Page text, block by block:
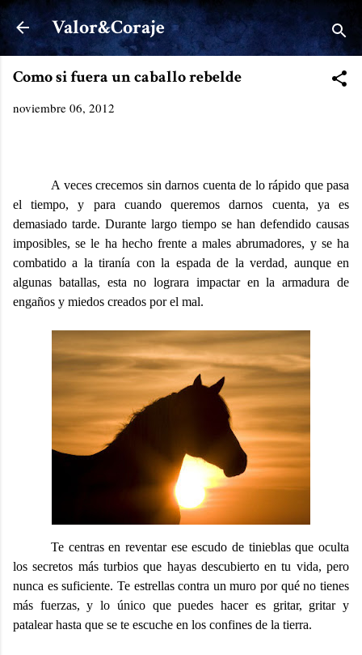
Ir al contenido principal
Valor&Coraje
Como si fuera un caballo rebelde
noviembre 06, 2012
A veces crecemos sin darnos cuenta de lo rápido que pasa
el tiempo, y para cuando queremos darnos cuenta, ya es
demasiado tarde. Durante largo tiempo se han defendido causas
imposibles, se le ha hecho frente a males abrumadores, y se ha
combatido a la tiranía con la espada de la verdad, aunque en
algunas batallas, esta no lograra impactar en la armadura de
engaños y miedos creados por el mal.
Te centras en reventar ese escudo de tinieblas que oculta
los secretos más turbios que hayas descubierto en tu vida, pero
nunca es suficiente. Te estrellas contra un muro por qué no tienes
más fuerzas, y lo único que puedes hacer es gritar, gritar y
patalear hasta que se te escuche en los confines de la tierra.